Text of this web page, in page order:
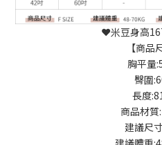
❤️米豆身高
【商品
胸平量
臀圍
長度
商品材質
建議尺